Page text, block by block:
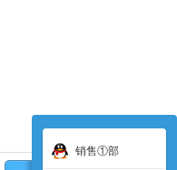
销售①部